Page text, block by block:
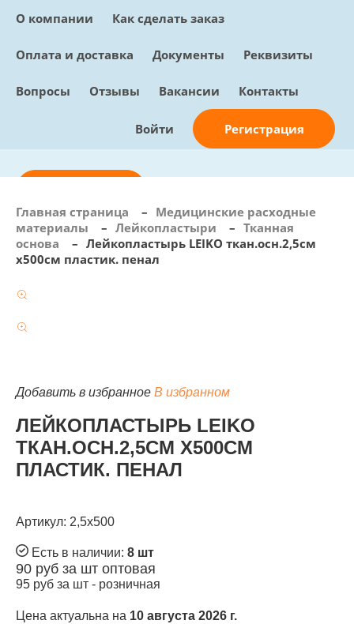
О компании Как сделать заказ
Оплата и доставка Документы Реквизиты
Вопросы Отзывы Вакансии Контакты
Войти Регистрация
info@sunmed.ru
Пн – Пт: с 10:00 - 18:00
КАТАЛОГ
Главная страница – Медицинские расходные
материалы
– Лейкопластыри – Тканная
основа
– Лейкопластырь LEIKO ткан.осн.2,5см
х500см пластик. пенал
Добавить в избранное В избранном
ЛЕЙКОПЛАСТЫРЬ LEIKO
ТКАН.ОСН.2,5СМ Х500СМ
ПЛАСТИК. ПЕНАЛ
Артикул: 2,5х500
Есть в наличии: 8 шт
90 руб за шт оптовая
95 руб за шт - розничная
Цена актуальна на 10 августа 2026 г.